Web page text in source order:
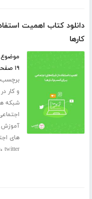
دانلود کتاب اهمیت
کارها
۱۹ صفحه
و کار
شبکه
آموزش
های
، twitter